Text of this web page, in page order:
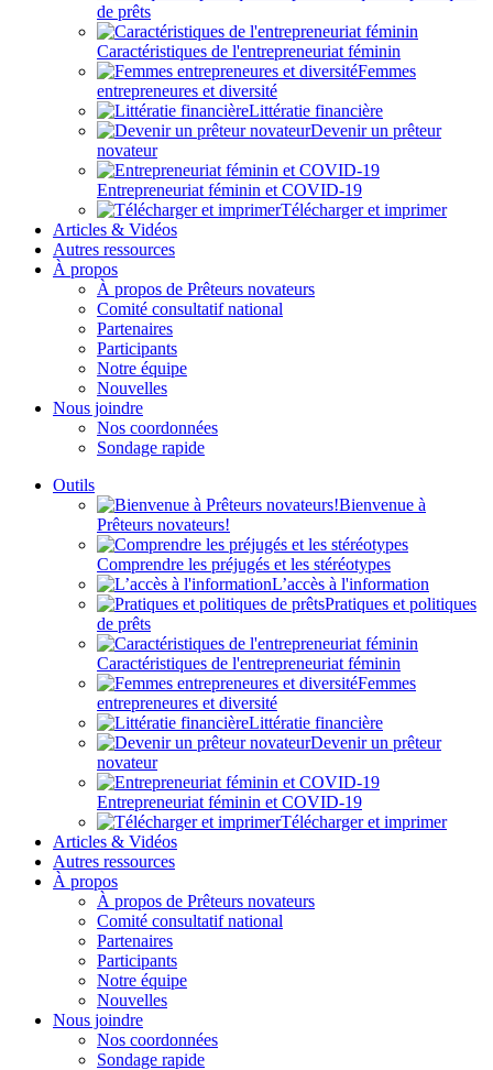
de prêts
Caractéristiques de l'entrepreneuriat féminin
Femmes
entrepreneures et diversité
Littératie financière
Devenir un prêteur
novateur
Entrepreneuriat féminin et COVID-19
Télécharger et imprimer
Articles & Vidéos
Autres ressources
À propos
À propos de Prêteurs novateurs
Comité consultatif national
Partenaires
Participants
Notre équipe
Nouvelles
Nous joindre
Nos coordonnées
Sondage rapide
Outils
Bienvenue à
Prêteurs novateurs!
Comprendre les préjugés et les stéréotypes
L’accès à l'information
Pratiques et politiques
de prêts
Caractéristiques de l'entrepreneuriat féminin
Femmes
entrepreneures et diversité
Littératie financière
Devenir un prêteur
novateur
Entrepreneuriat féminin et COVID-19
Télécharger et imprimer
Articles & Vidéos
Autres ressources
À propos
À propos de Prêteurs novateurs
Comité consultatif national
Partenaires
Participants
Notre équipe
Nouvelles
Nous joindre
Nos coordonnées
Sondage rapide